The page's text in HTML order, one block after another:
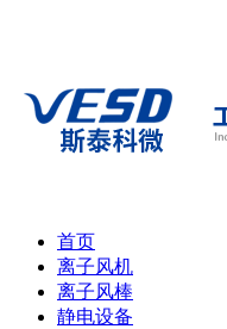
首页
离子风机
离子风棒
静电设备